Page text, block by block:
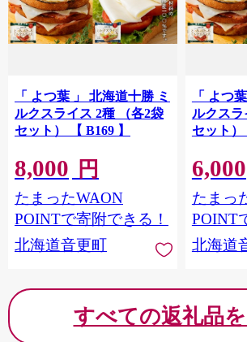
「 よつ葉 」 北海道十勝 ミ
ルクスライス 2種 （各2袋
セット） 【 B169 】
8,000 円
たまったWAON
POINTで寄附できる！
北海道音更町
「 よつ
ルクスラ
セット）
6,000
たまっ
POINT
北海道
すべての返礼品